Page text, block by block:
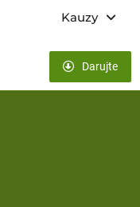
Kauzy
Darujte